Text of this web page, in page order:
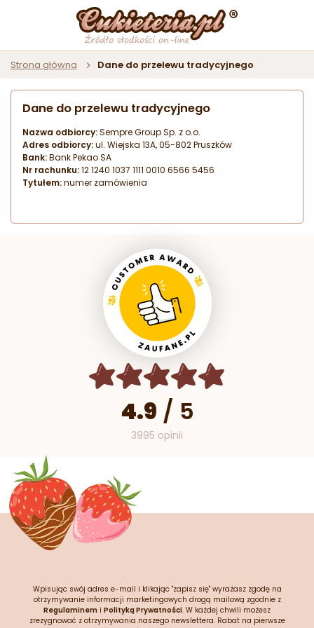
Strona główna Dane do przelewu tradycyjnego
Dane do przelewu tradycyjnego
Nazwa odbiorcy:Sempre Group Sp. z o.o.
Adres odbiorcy:ul. Wiejska 13A, 05-802 Pruszków
Bank:Bank Pekao SA
Nr rachunku:12 1240 1037 1111 0010 6566 5456
Tytułem:numer zamówienia
4.9 / 5
3995 opinii
Wpisując swój adres e-mail i klikając "zapisz się" wyrażasz zgodę na
otrzymywanie informacji marketingowych drogą mailową zgodnie z
Regulaminem i Polityką Prywatności. W każdej chwili możesz
zrezygnować z otrzymywania naszego newslettera. Rabat na pierwsze